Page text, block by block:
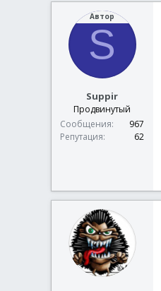
Автор
S
Suppir
Продвинутый
Сообщения
967
Репутация
62